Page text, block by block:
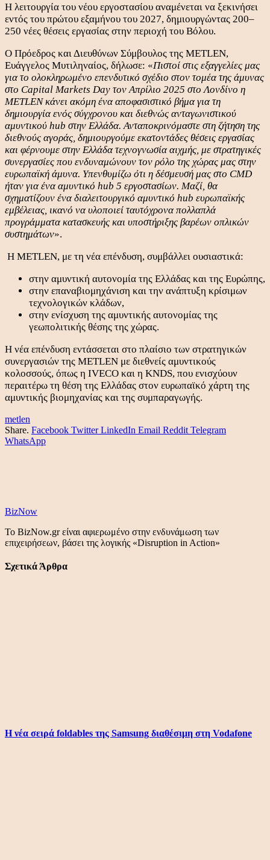
Η λειτουργία του νέου εργοστασίου αναμένεται να ξεκινήσει
εντός του πρώτου εξαμήνου του 2027, δημιουργώντας 200–
250 νέες θέσεις εργασίας στην περιοχή του Βόλου.
Ο Πρόεδρος και Διευθύνων Σύμβουλος της METLEN,
Ευάγγελος Μυτιληναίος, δήλωσε: «Πιστοί στις εξαγγελίες μας
για το ολοκληρωμένο επενδυτικό σχέδιο στον τομέα της άμυνας
στο Capital Markets Day τον Απρίλιο 2025 στο Λονδίνο η
METLEN κάνει ακόμη ένα αποφασιστικό βήμα για τη
δημιουργία ενός σύγχρονου και διεθνώς ανταγωνιστικού
αμυντικού hub στην Ελλάδα. Ανταποκρινόμαστε στη ζήτηση της
διεθνούς αγοράς, δημιουργούμε εκατοντάδες θέσεις εργασίας
και φέρνουμε στην Ελλάδα τεχνογνωσία αιχμής, με στρατηγικές
συνεργασίες που ενδυναμώνουν τον ρόλο της χώρας μας στην
ευρωπαϊκή άμυνα. Υπενθυμίζω ότι η δέσμευσή μας στο CMD
ήταν για ένα αμυντικό hub 5 εργοστασίων. Μαζί, θα
σχηματίζουν ένα διαλειτουργικό αμυντικό hub ευρωπαϊκής
εμβέλειας, ικανό να υλοποιεί ταυτόχρονα πολλαπλά
προγράμματα κατασκευής και υποστήριξης βαρέων οπλικών
συστημάτων».
Η METLEN, με τη νέα επένδυση, συμβάλλει ουσιαστικά:
στην αμυντική αυτονομία της Ελλάδας και της Ευρώπης,
στην επαναβιομηχάνιση και την ανάπτυξη κρίσιμων
τεχνολογικών κλάδων,
στην ενίσχυση της αμυντικής αυτονομίας της
γεωπολιτικής θέσης της χώρας.
Η νέα επένδυση εντάσσεται στο πλαίσιο των στρατηγικών
συνεργασιών της METLEN με διεθνείς αμυντικούς
κολοσσούς, όπως η IVECO και η KNDS, που ενισχύουν
περαιτέρω τη θέση της Ελλάδας στον ευρωπαϊκό χάρτη της
αμυντικής βιομηχανίας και της συμπαραγωγής.
metlen
Share. Facebook Twitter LinkedIn Email Reddit Telegram
WhatsApp
BizNow
Το BizNow.gr είναι αφιερωμένο στην ενδυνάμωση των
επιχειρήσεων, βάσει της λογικής «Disruption in Action»
Σχετικά Άρθρα
Η νέα σειρά foldables της Samsung διαθέσιμη στη Vodafone